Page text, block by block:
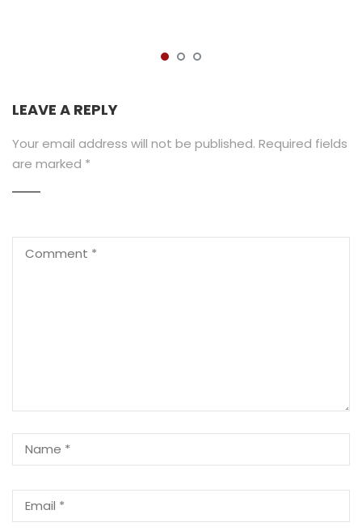
LEAVE A REPLY
Your email address will not be published. Required fields
are marked *